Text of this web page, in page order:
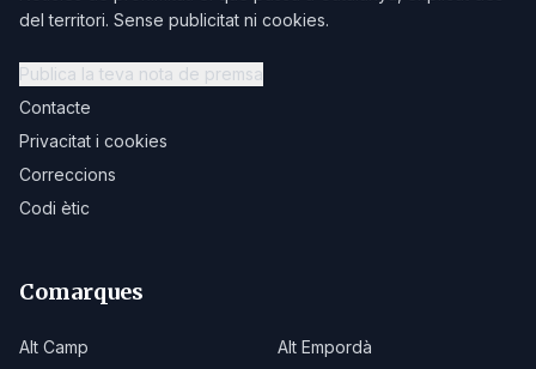
del territori. Sense publicitat ni cookies.
Publica la teva nota de premsa
Contacte
Privacitat i cookies
Correccions
Codi ètic
Comarques
Alt Camp
Alt Empordà